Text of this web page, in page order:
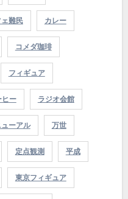
ェ難民 カレー
コメダ珈琲
フィギュア
ヒー ラジオ会館
ューアル 万世
定点観測 平成
東京フィギュア